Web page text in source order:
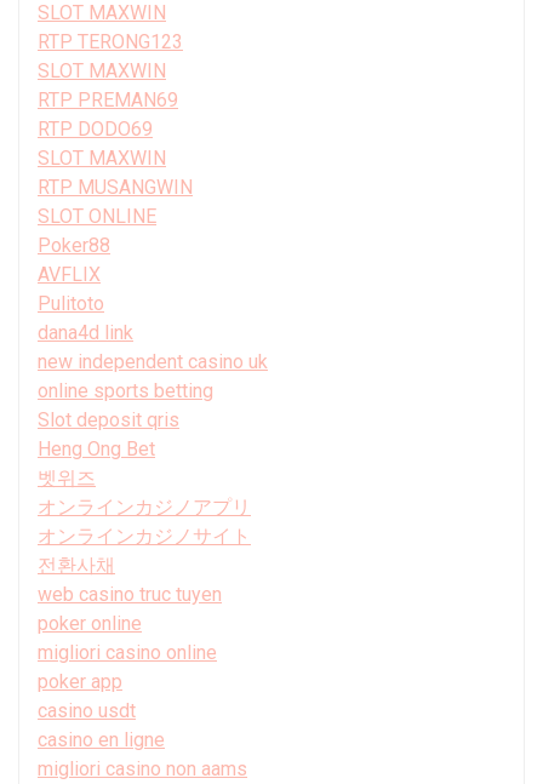
SLOT MAXWIN
RTP TERONG123
SLOT MAXWIN
RTP PREMAN69
RTP DODO69
SLOT MAXWIN
RTP MUSANGWIN
SLOT ONLINE
Poker88
AVFLIX
Pulitoto
dana4d link
new independent casino uk
online sports betting
Slot deposit qris
Heng Ong Bet
벳위즈
オンラインカジノアプリ
オンラインカジノサイト
전환사채
web casino truc tuyen
poker online
migliori casino online
poker app
casino usdt
casino en ligne
migliori casino non aams